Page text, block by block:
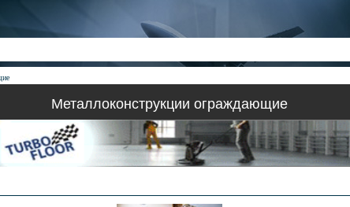
Металлоконструкции ограждающие